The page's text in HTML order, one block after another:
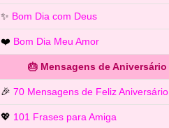
✨ Bom Dia com Deus
❤️ Bom Dia Meu Amor
🎂 Mensagens de Aniversário
🎉 70 Mensagens de Feliz Aniversário
💖 101 Frases para Amiga